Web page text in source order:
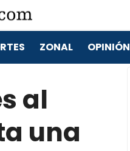
ZONAL OPINIÓN
al
una